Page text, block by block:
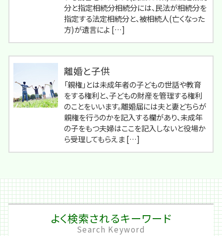
分と指定相続分相続分には、民法が相続分を
指定する法定相続分と、被相続人(亡くなった
方)が遺言によ […]
離婚と子供
「親権」とは未成年者の子どもの世話や教育
をする権利と、子どもの財産を管理する権利
のことをいいます。離婚届には夫と妻どちらが
親権を行うのかを記入する欄があり、未成年
の子をもつ夫婦はここを記入しないと役場か
ら受理してもらえま […]
よく検索されるキーワード
Search Keyword